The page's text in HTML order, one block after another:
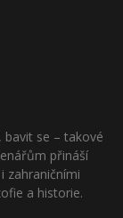
se – takové
přináší
zahraničními
a historie.